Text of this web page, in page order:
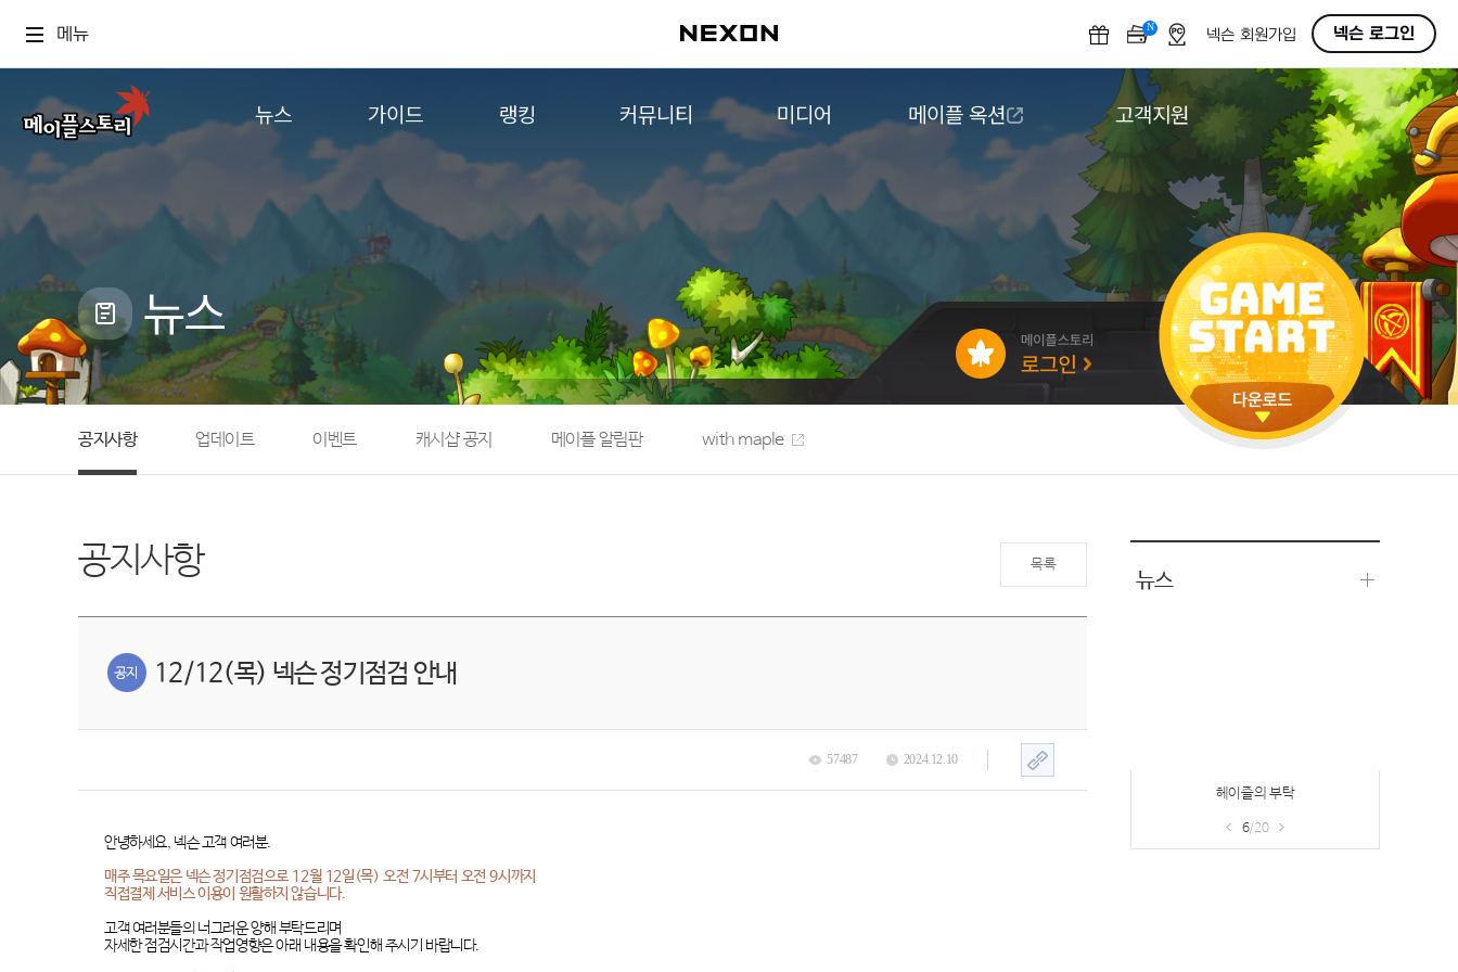
메뉴 N OFF넥슨 회원가입 넥슨 로그인
뉴스
공지사항
업데이트
캐시샵 공지
메이플 알림판
with maple
가이드
게임정보
직업소개
확률형 아이템
NEXON NOW
랭킹
컨텐츠 랭킹
커뮤니티
자유게시판
메이플 아트
메이플스토리 파트너스
AI Style Finder
미니게임
커뮤니티 아카이브
미디어
영상
메이플 옥션 고객지원
도움말/1:1문의
버그악용/불법프로그램 신고
게임 접근성
뉴스
공지사항 업데이트 이벤트 캐시샵 공지 메이플 알림판 with maple
공지사항 목록
12/12(목) 넥슨 정기점검 안내
57487 2024.12.10
안녕하세요, 넥슨 고객 여러분.
매주 목요일은 넥슨 정기점검으로12월 12일(목) 오전 7시부터 오전9시까지
직접결제 서비스 이용이 원활하지 않습니다.
고객 여러분들의 너그러운 양해 부탁드리며
자세한 점검시간과 작업영향은 아래 내용을 확인해 주시기 바랍니다.
뉴스
헤이즐의 부탁
6/20